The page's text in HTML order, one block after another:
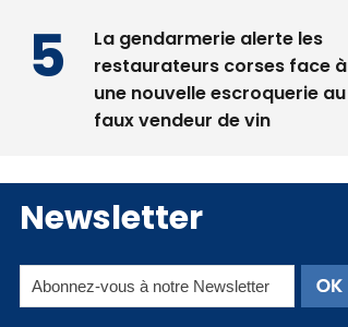
La gendarmerie alerte les
restaurateurs corses face à
une nouvelle escroquerie au
faux vendeur de vin
Newsletter